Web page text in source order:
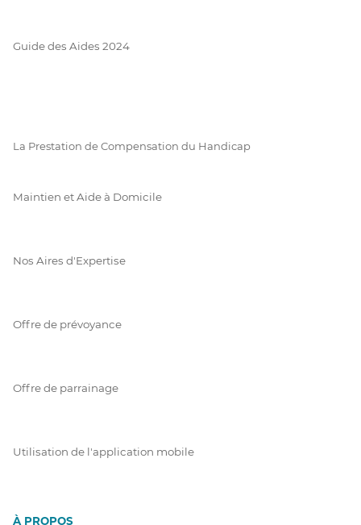
Guide des Aides 2024
La Prestation de Compensation du Handicap
Maintien et Aide à Domicile
Nos Aires d'Expertise
Offre de prévoyance
Offre de parrainage
Utilisation de l'application mobile
À PROPOS